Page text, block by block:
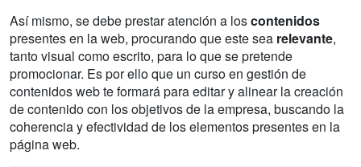
Así mismo, se debe prestar atención a loscontenidos
presentes en la web, procurando que este sea relevante,
tanto visual como escrito, para lo que se pretende
promocionar. Es por ello que un curso en gestión de
contenidos web te formará para editar y alinear la creación
de contenido con los objetivos de la empresa, buscando la
coherencia y efectividad de los elementos presentes en la
página web.